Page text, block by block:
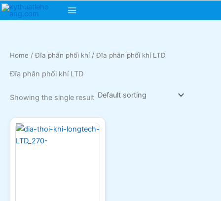
Skip
Main
Home / Đĩa phân phối khí/ Đĩa phân phối khí LTD
Đĩa phân phối khí LTD
Showing the single result